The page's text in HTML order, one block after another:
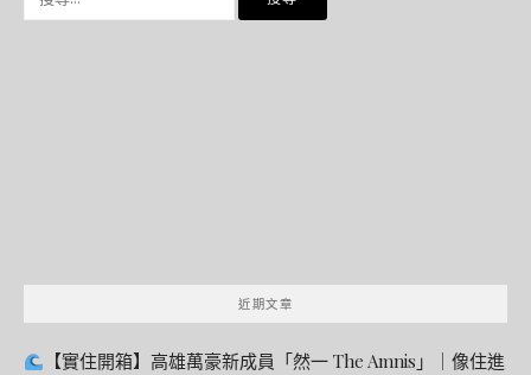
近期文章
【實住開箱】高雄萬豪新成員「然一 The Amnis」｜像住進